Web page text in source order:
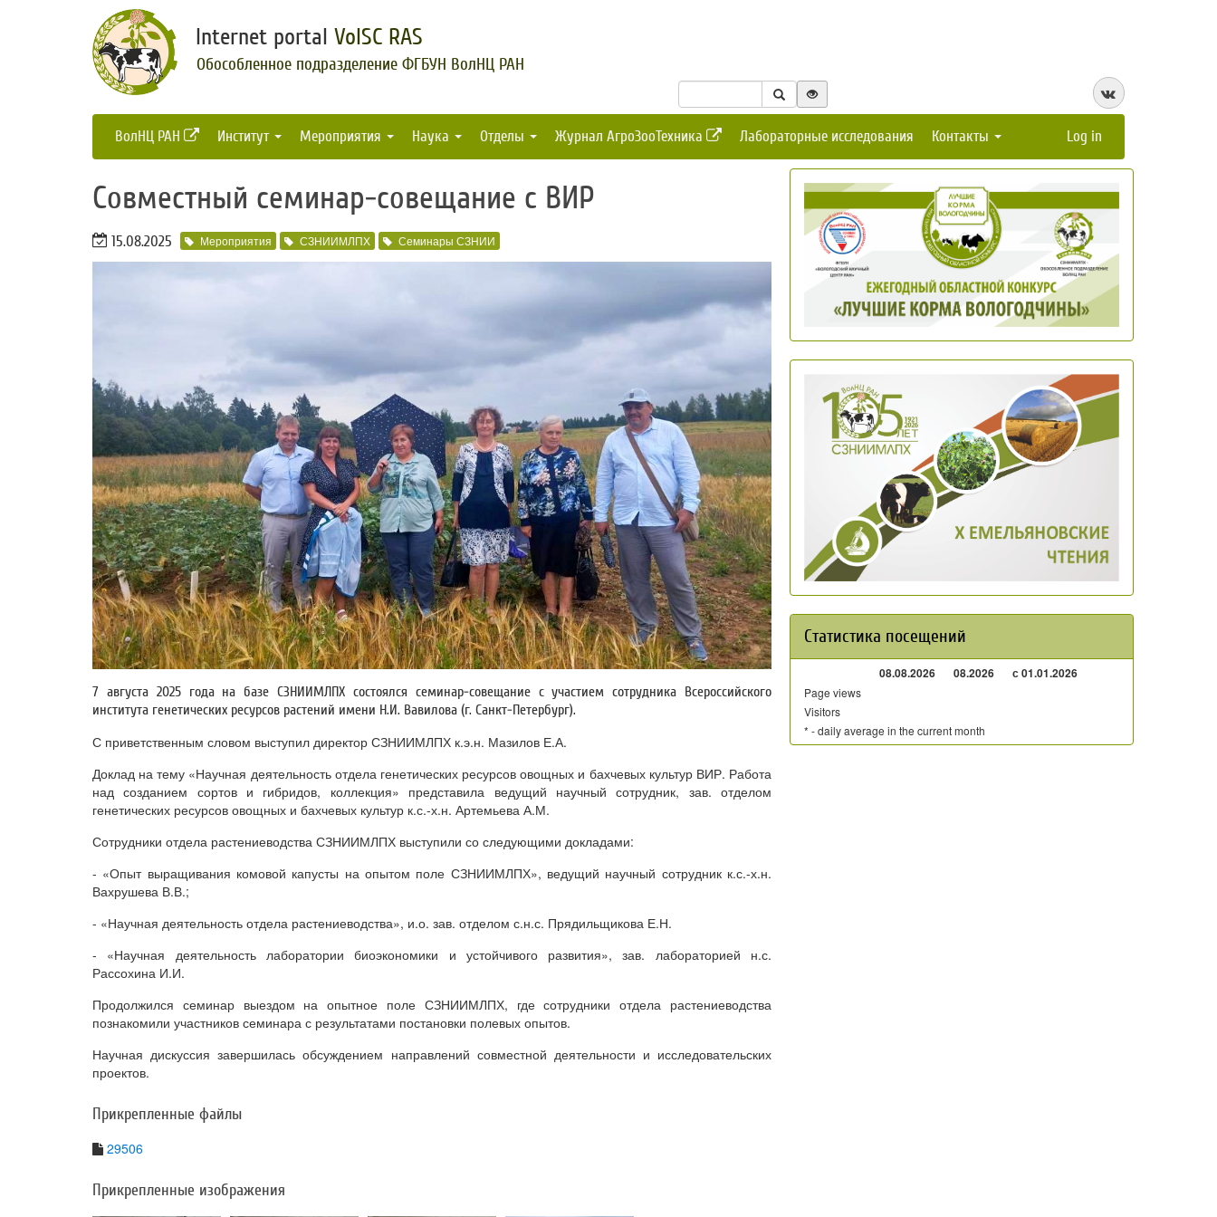
Internet portal VolSC RAS
Обособленное подразделение ФГБУН ВолНЦ РАН
ВолНЦ РАН Институт Мероприятия Наука Отделы Журнал АгроЗооТехника Лабораторные исследования Контакты Log in
Совместный семинар-совещание с ВИР
15.08.2025 Мероприятия СЗНИИМЛПХ Семинары СЗНИИ
7 августа 2025 года на базе СЗНИИМЛПХ состоялся семинар-совещание с участием сотрудника Всероссийского
института генетических ресурсов растений имени Н.И. Вавилова (г. Санкт-Петербург).
С приветственным словом выступил директор СЗНИИМЛПХ к.э.н. Мазилов Е.А.
Доклад на тему «Научная деятельность отдела генетических ресурсов овощных и бахчевых культур ВИР. Работа
над созданием сортов и гибридов, коллекция» представила ведущий научный сотрудник, зав. отделом
генетических ресурсов овощных и бахчевых культур к.с.-х.н. Артемьева А.М.
Сотрудники отдела растениеводства СЗНИИМЛПХ выступили со следующими докладами:
- «Опыт выращивания комовой капусты на опытом поле СЗНИИМЛПХ», ведущий научный сотрудник к.с.-х.н.
Вахрушева В.В.;
- «Научная деятельность отдела растениеводства», и.о. зав. отделом с.н.с. Прядильщикова Е.Н.
- «Научная деятельность лаборатории биоэкономики и устойчивого развития», зав. лабораторией н.с.
Рассохина И.И.
Продолжился семинар выездом на опытное поле СЗНИИМЛПХ, где сотрудники отдела растениеводства
познакомили участников семинара с результатами постановки полевых опытов.
Научная дискуссия завершилась обсуждением направлений совместной деятельности и исследовательских
проектов.
Прикрепленные файлы
29506
Прикрепленные изображения
Статистика посещений
08.08.2026 08.2026 с 01.01.2026
Page views
Visitors
* - daily average in the current month